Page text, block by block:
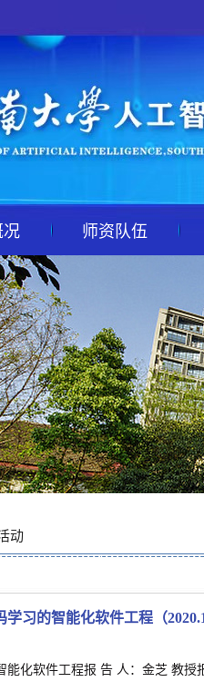
况 师资队伍
动
学习的智能化软件工程（
能化软件工程报 告 人：金芝 教